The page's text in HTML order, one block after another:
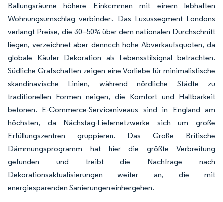
Ballungsräume höhere Einkommen mit einem lebhaften
Wohnungsumschlag verbinden. Das Luxussegment Londons
verlangt Preise, die 30–50% über dem nationalen Durchschnitt
liegen, verzeichnet aber dennoch hohe Abverkaufsquoten, da
globale Käufer Dekoration als Lebensstilsignal betrachten.
Südliche Grafschaften zeigen eine Vorliebe für minimalistische
skandinavische Linien, während nördliche Städte zu
traditionellen Formen neigen, die Komfort und Haltbarkeit
betonen. E-Commerce-Serviceniveaus sind in England am
höchsten, da Nächstag-Liefernetzwerke sich um große
Erfüllungszentren gruppieren. Das Große Britische
Dämmungsprogramm hat hier die größte Verbreitung
gefunden und treibt die Nachfrage nach
Dekorationsaktualisierungen weiter an, die mit
energiesparenden Sanierungen einhergehen.